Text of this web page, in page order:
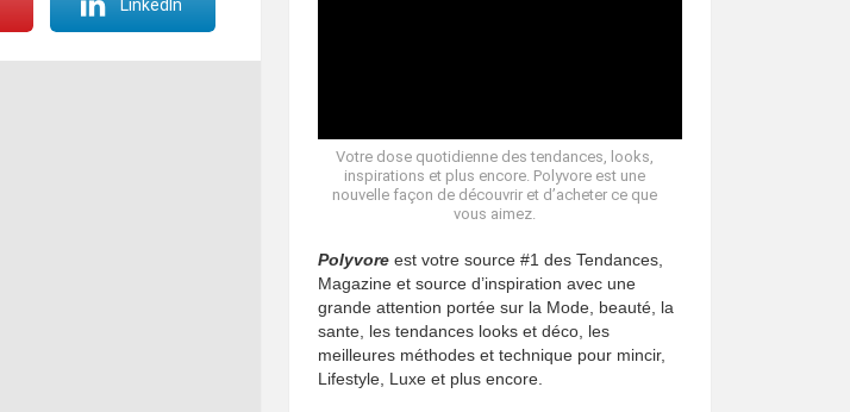
LinkedIn
Votre dose quotidienne des tendances, looks,
inspirations et plus encore. Polyvore est une
nouvelle façon de découvrir et d’acheter ce que
vous aimez.
Polyvore est votre source #1 des Tendances,
Magazine et source d’inspiration avec une
grande attention portée sur la Mode, beauté, la
sante, les tendances looks et déco, les
meilleures méthodes et technique pour mincir,
Lifestyle, Luxe et plus encore.